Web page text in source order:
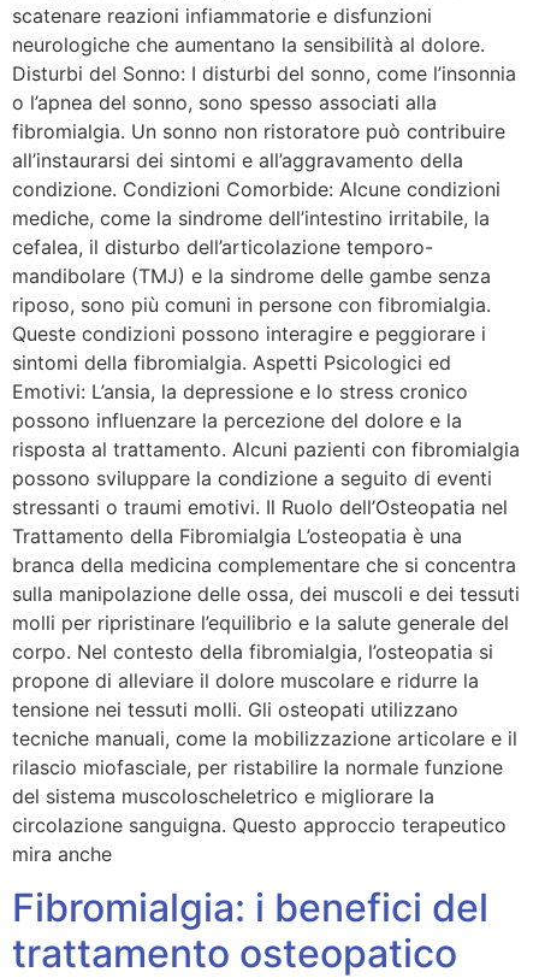
scatenare reazioni infiammatorie e disfunzioni
neurologiche che aumentano la sensibilità al dolore.
Disturbi del Sonno: I disturbi del sonno, come l’insonnia
o l’apnea del sonno, sono spesso associati alla
fibromialgia. Un sonno non ristoratore può contribuire
all’instaurarsi dei sintomi e all’aggravamento della
condizione. Condizioni Comorbide: Alcune condizioni
mediche, come la sindrome dell’intestino irritabile, la
cefalea, il disturbo dell’articolazione temporo-
mandibolare (TMJ) e la sindrome delle gambe senza
riposo, sono più comuni in persone con fibromialgia.
Queste condizioni possono interagire e peggiorare i
sintomi della fibromialgia. Aspetti Psicologici ed
Emotivi: L’ansia, la depressione e lo stress cronico
possono influenzare la percezione del dolore e la
risposta al trattamento. Alcuni pazienti con fibromialgia
possono sviluppare la condizione a seguito di eventi
stressanti o traumi emotivi. Il Ruolo dell’Osteopatia nel
Trattamento della Fibromialgia L’osteopatia è una
branca della medicina complementare che si concentra
sulla manipolazione delle ossa, dei muscoli e dei tessuti
molli per ripristinare l’equilibrio e la salute generale del
corpo. Nel contesto della fibromialgia, l’osteopatia si
propone di alleviare il dolore muscolare e ridurre la
tensione nei tessuti molli. Gli osteopati utilizzano
tecniche manuali, come la mobilizzazione articolare e il
rilascio miofasciale, per ristabilire la normale funzione
del sistema muscoloscheletrico e migliorare la
circolazione sanguigna. Questo approccio terapeutico
mira anche
Fibromialgia: i benefici del
trattamento osteopatico